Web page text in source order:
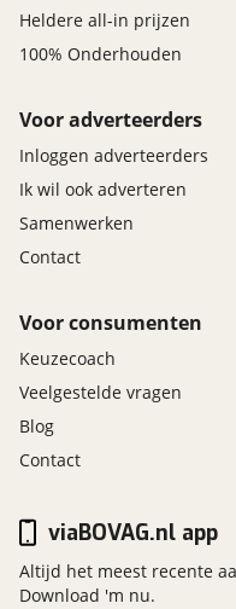
Heldere all-in prijzen
100% Onderhouden
Voor adverteerders
Inloggen adverteerders
Ik wil ook adverteren
Samenwerken
Contact
Voor consumenten
Keuzecoach
Veelgestelde vragen
Blog
Contact
viaBOVAG.nl app
Altijd het meest recente
Download 'm nu.